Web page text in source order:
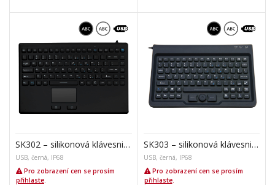
SK302 – silikonová klávesnice s touchpadem
USB, černá, IP68
Pro zobrazení cen se prosím
přihlaste.
SK303 – silikonová klávesnice s trackpointem
USB, černá, IP68
Pro zobrazení cen se prosím
přihlaste.